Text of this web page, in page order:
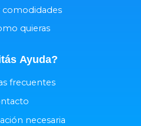
comodidades
quieras
Ayuda?
frecuentes
necesaria